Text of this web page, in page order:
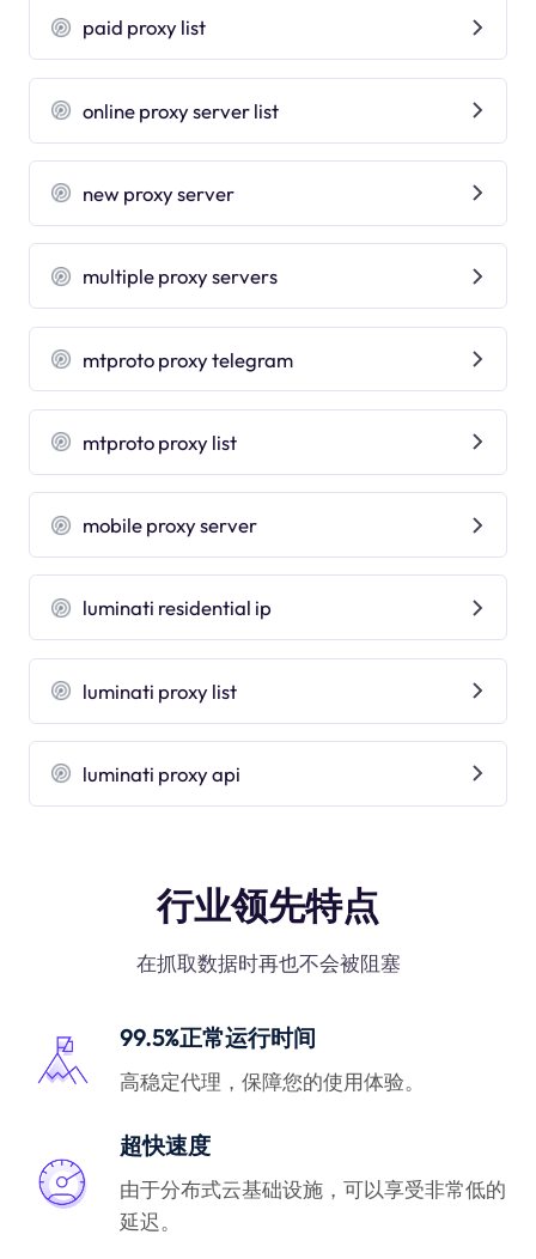
paid proxy list
online proxy server list
new proxy server
multiple proxy servers
mtproto proxy telegram
mtproto proxy list
mobile proxy server
luminati residential ip
luminati proxy list
luminati proxy api
行业领先特点
在抓取数据时再也不会被阻塞
99.5%正常运行时间
高稳定代理，保障您的使用体验。
超快速度
由于分布式云基础设施，可以享受非常低的
延迟。